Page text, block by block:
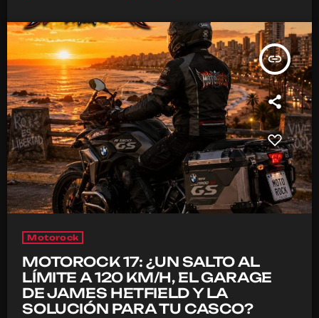
insert_link
Motorock
MOTOROCK 17: ¿UN SALTO AL
LÍMITE A 120 KM/H, EL GARAGE
DE JAMES HETFIELD Y LA
SOLUCIÓN PARA TU CASCO?